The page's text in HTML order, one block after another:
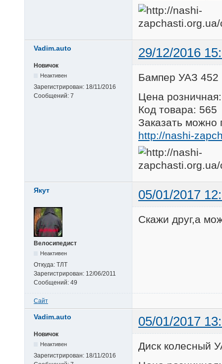
Vadim.auto 29/12/2016
Новичок
Неактивен
Зарегистрирован: 18/11/2016
Сообщений: 7
Бампер УАЗ 452
Цена
Код товара: 565
Заказать можно
http://nashi-
Якут 05/01/2017
Велосипедист
Неактивен
Откуда: ТЛТ
Зарегистрирован: 12/06/2011
Сообщений: 49
Скажи друг,а
Сайт
Vadim.auto 05/01/2017
Новичок
Неактивен
Зарегистрирован: 18/11/2016
Диск колесный